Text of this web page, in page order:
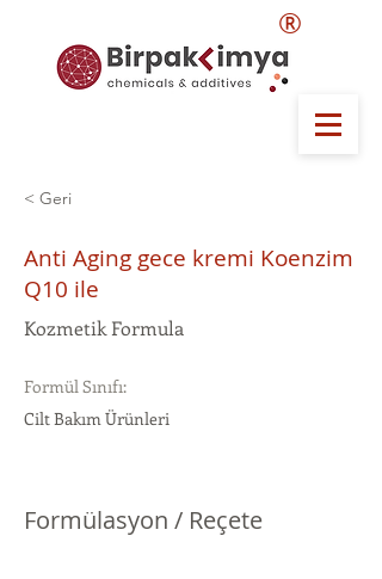
®
< Geri
Anti Aging gece kremi Koenzim
Q10 ile
Kozmetik Formula
Formül Sınıfı:
Cilt Bakım Ürünleri
Formülasyon / Reçete